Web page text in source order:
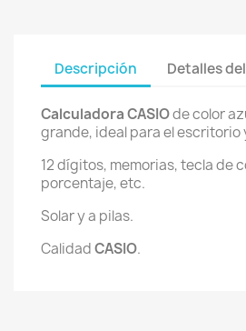
Descripción Detalles
CalculadoraCASIOde color
grande, ideal para el escritorio
12 dígitos, memorias, tecla de
porcentaje, etc.
Solar y a pilas.
CalidadCASIO.